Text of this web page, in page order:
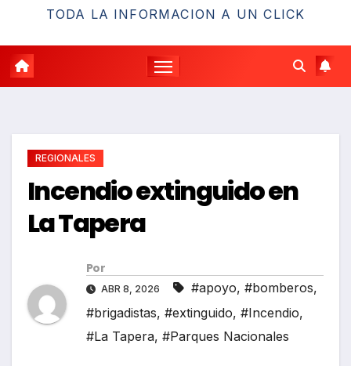
TODA LA INFORMACION A UN CLICK
REGIONALES
Incendio extinguido en
La Tapera
Por
ABR 8, 2026 #apoyo, #bomberos,
#brigadistas, #extinguido, #Incendio,
#La Tapera, #Parques Nacionales